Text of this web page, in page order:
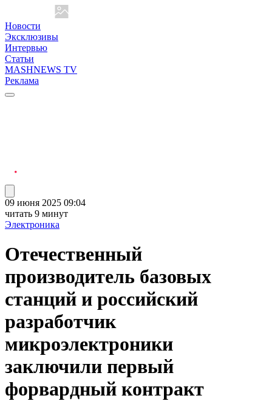
Новости
Эксклюзивы
Интервью
Статьи
MASHNEWS TV
Реклама
09 июня 2025 09:04
читать 9 минут
Электроника
Отечественный
производитель базовых
станций и российский
разработчик
микроэлектроники
заключили первый
форвардный контракт